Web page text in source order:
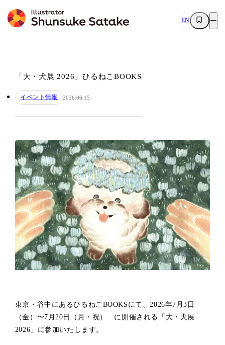
EN
「大・犬展 2026」ひるねこBOOKS
イベント情報 2026.06.15
東京・谷中にあるひるねこBOOKSにて、2026年7月3日
（金）〜7月20日（月・祝） に開催される「大・犬展
2026」に参加いたします。